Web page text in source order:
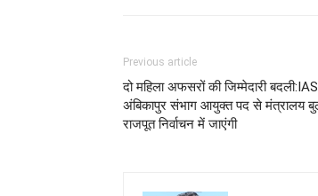
Previous article
दो महिला अफसरों की जिम्मेदारी
अंबिकापुर संभाग आयुक्त पद से मंत्रालय
राजपूत निर्वाचन में जाएंगी